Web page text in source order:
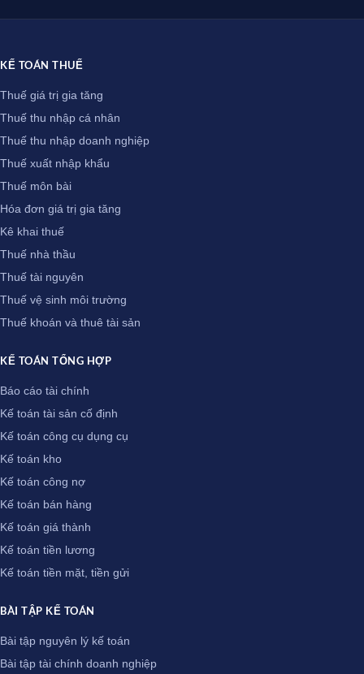
KẾ TOÁN THUẾ
Thuế giá trị gia tăng
Thuế thu nhập cá nhân
Thuế thu nhập doanh nghiệp
Thuế xuất nhập khẩu
Thuế môn bài
Hóa đơn giá trị gia tăng
Kê khai thuế
Thuế nhà thầu
Thuế tài nguyên
Thuế vệ sinh môi trường
Thuế khoán và thuê tài sản
KẾ TOÁN TỔNG HỢP
Báo cáo tài chính
Kế toán tài sản cố định
Kế toán công cụ dụng cụ
Kế toán kho
Kế toán công nợ
Kế toán bán hàng
Kế toán giá thành
Kế toán tiền lương
Kế toán tiền mặt, tiền gửi
BÀI TẬP KẾ TOÁN
Bài tập nguyên lý kế toán
Bài tập tài chính doanh nghiệp